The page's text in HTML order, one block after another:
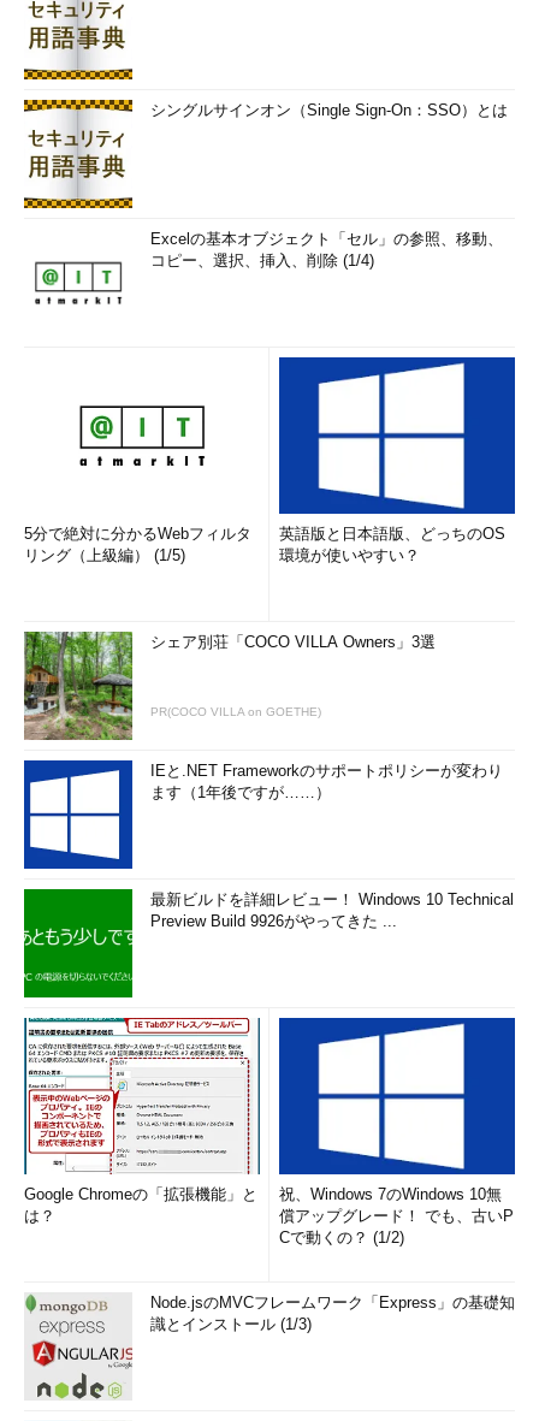
シングルサインオン（Single Sign-On：SSO）とは
Excelの基本オブジェクト「セル」の参照、移動、
コピー、選択、挿入、削除 (1/4)
5分で絶対に分かるWebフィルタ
リング（上級編） (1/5)
英語版と日本語版、どっちのOS
環境が使いやすい？
シェア別荘「COCO VILLA Owners」3選
PR(COCO VILLA on GOETHE)
IEと.NET Frameworkのサポートポリシーが変わり
ます（1年後ですが……）
最新ビルドを詳細レビュー！ Windows 10 Technical
Preview Build 9926がやってきた ...
Google Chromeの「拡張機能」と
は？
祝、Windows 7のWindows 10無
償アップグレード！ でも、古いP
Cで動くの？ (1/2)
Node.jsのMVCフレームワーク「Express」の基礎知
識とインストール (1/3)